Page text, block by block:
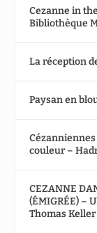
Cezanne in
Bibliothèque
La réception
Paysan en
couleur –
CEZANNE
(ÉMIGRÉE) –
Thomas Keller